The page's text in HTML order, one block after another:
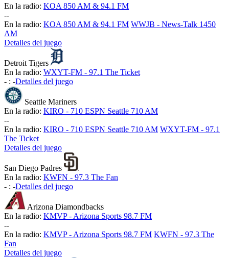
En la radio: KOA 850 AM & 94.1 FM
--
En la radio: KOA 850 AM & 94.1 FM WWJB - News-Talk 1450
AM
Detalles del juego
Detroit Tigers
En la radio: WXYT-FM - 97.1 The Ticket
- : -Detalles del juego
Seattle Mariners
En la radio: KIRO - 710 ESPN Seattle 710 AM
--
En la radio: KIRO - 710 ESPN Seattle 710 AM WXYT-FM - 97.1
The Ticket
Detalles del juego
San Diego Padres
En la radio: KWFN - 97.3 The Fan
- : -Detalles del juego
Arizona Diamondbacks
En la radio: KMVP - Arizona Sports 98.7 FM
--
En la radio: KMVP - Arizona Sports 98.7 FM KWFN - 97.3 The
Fan
Detalles del juego